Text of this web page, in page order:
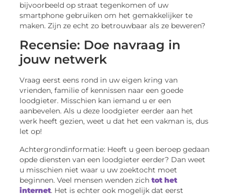
bijvoorbeeld op straat tegenkomen of uw
smartphone gebruiken om het gemakkelijker te
maken. Zijn ze echt zo betrouwbaar als ze beweren?
Recensie: Doe navraag in
jouw netwerk
Vraag eerst eens rond in uw eigen kring van
vrienden, familie of kennissen naar een goede
loodgieter. Misschien kan iemand u er een
aanbevelen. Als u deze loodgieter eerder aan het
werk heeft gezien, weet u dat het een vakman is, dus
let op!
Achtergrondinformatie: Heeft u geen beroep gedaan
opde diensten van een loodgieter eerder? Dan weet
u misschien niet waar u uw zoektocht moet
beginnen. Veel mensen wenden zichtot het
internet. Het is echter ook mogelijk dat eerst